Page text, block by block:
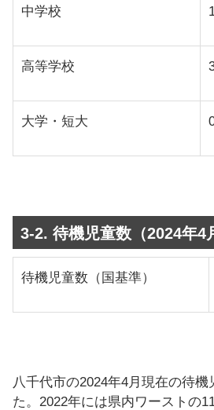
中学校
高等学校
大学・短大
3-2. 待機児童数（2024年4
待機児童数（国基準）
八千代市の2024年4月現在の待機
た。2022年には県内ワーストの